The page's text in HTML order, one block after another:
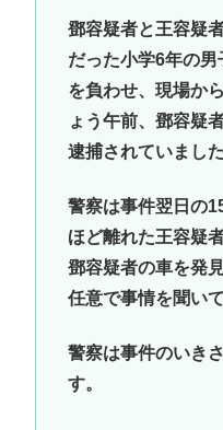
鄧容疑者と王容疑
だった小学6年の
を負わせ、現場か
ょう午前、鄧容疑
逮捕されていました
警察は事件翌日の
ほど離れた王容疑
鄧容疑者の車を発
任意で事情を聞い
警察は事件のいき
す。